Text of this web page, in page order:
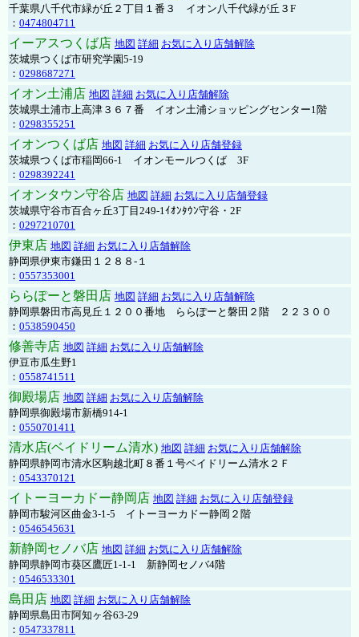
千葉県八千代市緑が丘２丁目１番３ イオン八千代緑が丘３F
： 0474804711
イーアスつくば店 地図 詳細 お気に入り店舗解除
茨城県つくば市研究学園5-19
： 0298687271
イオン土浦店 地図 詳細 お気に入り店舗解除
茨城県土浦市上高津３６７番 イオン土浦ショッピングセンター1階
： 0298355251
イオンつくば店 地図 詳細 お気に入り店舗登録
茨城県つくば市稲岡66-1 イオンモールつくば 3F
： 0298392241
イオンタウン守谷店 地図 詳細 お気に入り店舗登録
茨城県守谷市百合ヶ丘3丁目249-1ｲｵﾝﾀｳﾝ守谷・2F
： 0297210701
伊東店 地図 詳細 お気に入り店舗解除
静岡県伊東市鎌田１２８８-１
： 0557353001
ららぽーと磐田店 地図 詳細 お気に入り店舗解除
静岡県磐田市高見丘１２００番地 ららぽーと磐田２階 ２２３００
： 0538590450
修善寺店 地図 詳細 お気に入り店舗解除
伊豆市瓜生野1
： 0558741511
御殿場店 地図 詳細 お気に入り店舗解除
静岡県御殿場市新橋914-1
： 0550701411
清水店(ベイドリーム清水) 地図 詳細 お気に入り店舗解除
静岡県静岡市清水区駒越北町８番１号ベイドリーム清水２Ｆ
： 0543370121
イトーヨーカドー静岡店 地図 詳細 お気に入り店舗登録
静岡市駿河区曲金3-1-5 イトーヨーカドー静岡２階
： 0546545631
新静岡セノバ店 地図 詳細 お気に入り店舗解除
静岡県静岡市葵区鷹匠1-1-1 新静岡セノバ4階
： 0546533301
島田店 地図 詳細 お気に入り店舗解除
静岡県島田市阿知ヶ谷63-29
： 0547337811